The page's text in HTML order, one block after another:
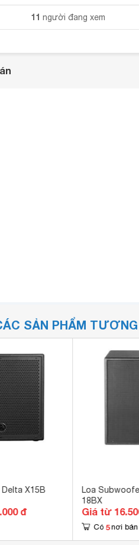
11 người đang xem
SẢN PHẨM
X15B
đ
Loa
18BX
Giá từ
Có 5 nơi bán